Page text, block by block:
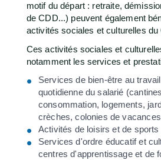
motif du départ : retraite,
de CDD...) peuvent également
activités sociales et culturelles du
Ces activités sociales et
notamment les services et
Services de bien-être au
quotidienne du salarié
consommation, logements,
crèches, colonies de
Activités de loisirs et de sports
Services d'ordre éducatif et
centres d'apprentissage et de